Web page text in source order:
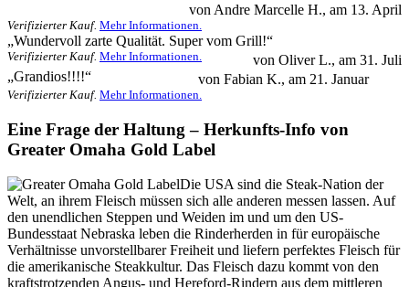
von Andre Marcelle H., am 13. April
Verifizierter Kauf. Mehr Informationen.
„Wundervoll zarte Qualität. Super vom Grill!“
von Oliver L., am 31. Juli
Verifizierter Kauf. Mehr Informationen.
„Grandios!!!!“ von Fabian K., am 21. Januar
Verifizierter Kauf. Mehr Informationen.
Eine Frage der Haltung – Herkunfts-Info von
Greater Omaha Gold Label
Die USA sind die Steak-Nation der
Welt, an ihrem Fleisch müssen sich alle anderen messen lassen. Auf
den unendlichen Steppen und Weiden im und um den US-
Bundesstaat Nebraska leben die Rinderherden in für europäische
Verhältnisse unvorstellbarer Freiheit und liefern perfektes Fleisch für
die amerikanische Steakkultur. Das Fleisch dazu kommt von den
kraftstrotzenden Angus- und Hereford-Rindern aus dem mittleren